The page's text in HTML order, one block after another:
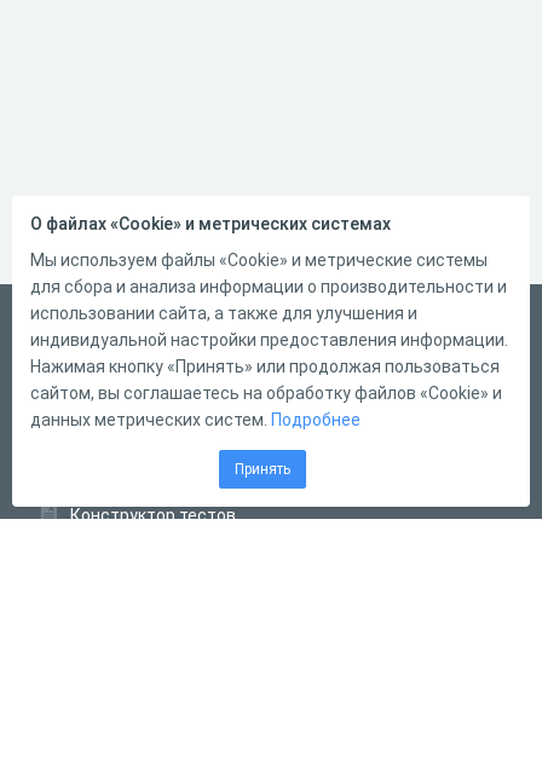
Русский
Справка
Форма обратной связи
Конструктор тестов
О файлах «Cookie» и метрических системах
Мы используем файлы «Cookie» и метрические системы
для сбора и анализа информации о производительности и
использовании сайта, а также для улучшения и
индивидуальной настройки предоставления информации.
Нажимая кнопку «Принять» или продолжая пользоваться
сайтом, вы соглашаетесь на обработку файлов «Cookie» и
данных метрических систем. Подробнее
Принять